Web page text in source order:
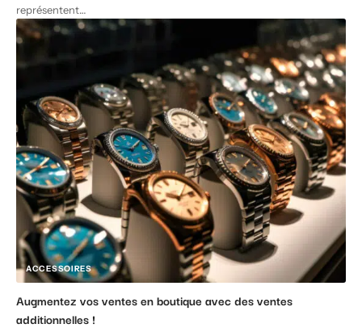
représentent…
ACCESSOIRES
Augmentez vos ventes en boutique avec des ventes
additionnelles !